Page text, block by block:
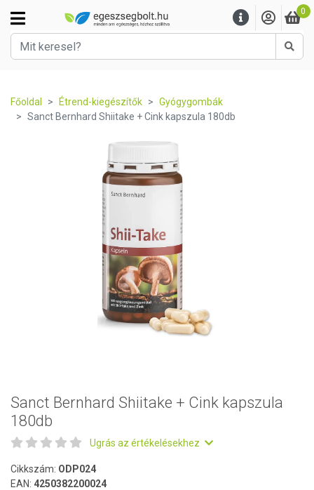
0
Főoldal Étrend-kiegészítők
Gyógygombák
Sanct Bernhard Shiitake + Cink kapszula 180db
Sanct Bernhard Shiitake + Cink kapszula
180db
Ugrás az értékelésekhez
Cikkszám: ODP024
EAN: 4250382200024